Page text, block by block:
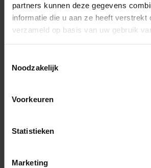
partners kunnen deze gegevens
informatie die u aan ze heeft verstrekt
verzameld op basis van uw gebruik
Noodzakelijk
Voorkeuren
Statistieken
Marketing
Lees meer over: